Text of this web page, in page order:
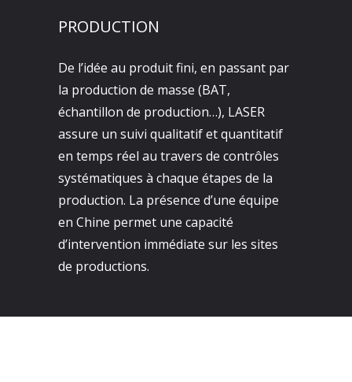
PRODUCTION
De l’idée au produit fini, en passant par
la production de masse (BAT,
échantillon de production…), LASER
assure un suivi qualitatif et quantitatif
en temps réel au travers de contrôles
systématiques à chaque étapes de la
production. La présence d’une équipe
en Chine permet une capacité
d’intervention immédiate sur les sites
de productions.